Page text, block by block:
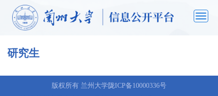
n
研究生
版权所有 兰州大学陇ICP备10000336号